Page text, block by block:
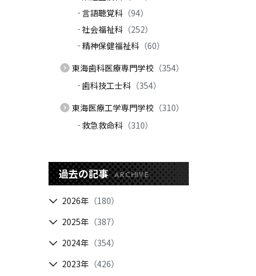
言語聴覚科 （94）
社会福祉科 （252）
精神保健福祉科 （60）
東海歯科医療専門学校 （354）
歯科技工士科 （354）
東海医療工学専門学校 （310）
救急救命科 （310）
過去の記事 ARCHIVE
2026年 （180）
2025年 （387）
2024年 （354）
2023年 （426）